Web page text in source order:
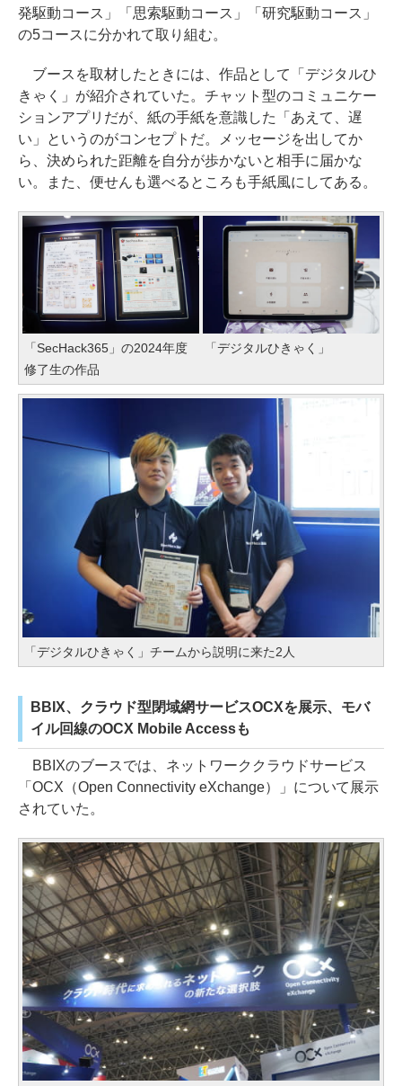
発駆動コース」「思索駆動コース」「研究駆動コース」
の5コースに分かれて取り組む。
ブースを取材したときには、作品として「デジタルひ
きゃく」が紹介されていた。チャット型のコミュニケー
ションアプリだが、紙の手紙を意識した「あえて、遅
い」というのがコンセプトだ。メッセージを出してか
ら、決められた距離を自分が歩かないと相手に届かな
い。また、便せんも選べるところも手紙風にしてある。
「SecHack365」の2024年度
修了生の作品
「デジタルひきゃく」
「デジタルひきゃく」チームから説明に来た2人
BBIX、クラウド型閉域網サービスOCXを展示、モバ
イル回線のOCX Mobile Accessも
BBIXのブースでは、ネットワーククラウドサービス
「OCX（Open Connectivity eXchange）」について展示
されていた。